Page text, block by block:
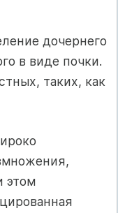
дочернего
в виде почки.
таких, как
этом